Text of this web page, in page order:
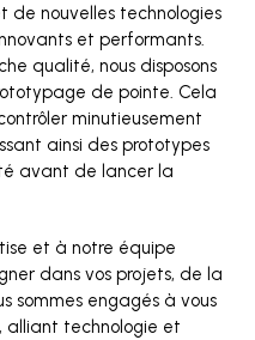
de nouvelles technologies
et performants.
qualité, nous disposons
de pointe. Cela
minutieusement
ainsi des prototypes
avant de lancer la
et à notre équipe
dans vos projets, de la
sommes engagés à vous
alliant technologie et